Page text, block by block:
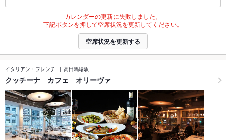
カレンダーの更新に失敗しました。
下記ボタンを押して空席状況を更新してください。
空席状況を更新する
イタリアン・フレンチ 高田馬場駅
クッチーナ カフェ オリーヴァ